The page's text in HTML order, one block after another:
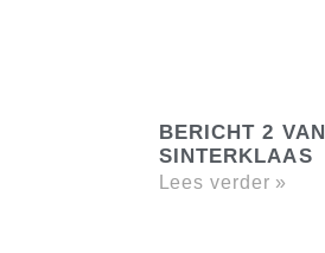
BERICHT 2 VAN
SINTERKLAAS
Lees verder »